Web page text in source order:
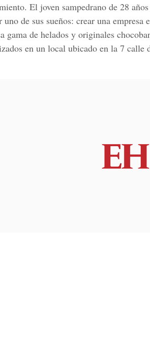
El joven sampedrano de 28
uno de sus sueños: crear una
gama de helados y originales
en un local ubicado en la 7 calle